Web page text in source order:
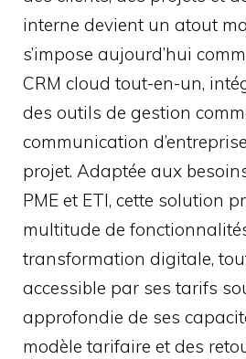
interne devient un atout
s’impose aujourd’hui
CRM cloud tout-en-un,
des outils de gestion
communication
projet. Adaptée aux
PME et ETI, cette solution
multitude de
transformation digitale,
accessible par ses tarifs
approfondie de ses
modèle tarifaire et des